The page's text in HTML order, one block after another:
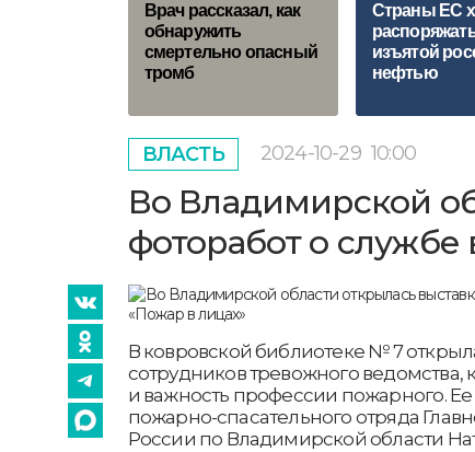
Врач рассказал, как
обнаружить
смертельно опасный
тромб
Страны ЕС
изъятой
нефтью
ВЛАСТЬ 2024-10-29 10:00
Во Владимирской
фоторабот о
В ковровской библиотеке № 7
сотрудников тревожного ведомства,
и важность профессии пожарного. Ее
пожарно-спасательного отряда
России по Владимирской области